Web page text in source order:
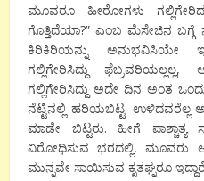
ಮೂವರೂ ಹೀರೋಗಳು
ಗೊತ್ತಿದೆಯಾ?” ಎಂಬ ಮೆಸೇಜಿನ ಬಗ್ಗೆ
ಕಿರಿಕಿರಿಯನ್ನು ಅನುಭವಿಸಿಯೇ
ಗಲ್ಲಿಗೇರಿಸಿದ್ದು
ಗಲ್ಲಿಗೇರಿಸಿದ್ದು ಅದೇ ದಿನ ಅಂತ
ನೆಟ್ಟಿನಲ್ಲಿ ಹರಿಯಬಿಟ್ಟ. ಉಳಿದವರೆಲ್ಲ
ಮಾಡೇ ಬಿಟ್ಟರು. ಹೀಗೆ ಪಾಶ್ಚಾತ್ಯ
ವಿರೋಧಿಸುವ ಭರದಲ್ಲಿ, ಮೂವರು
ಮುನ್ನವೇ ಸಾಯಿಸುವ ಕೃತಘ್ನರೂ